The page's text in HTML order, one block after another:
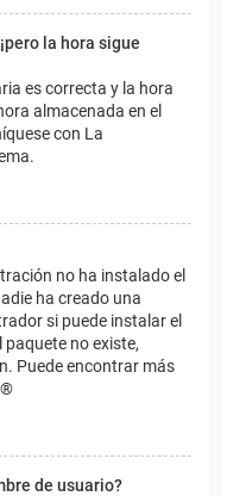
la hora sigue
es correcta y la hora
almacenada en el
con La
no ha instalado el
ha creado una
si puede instalar el
paquete no existe,
Puede encontrar más
®
de usuario?